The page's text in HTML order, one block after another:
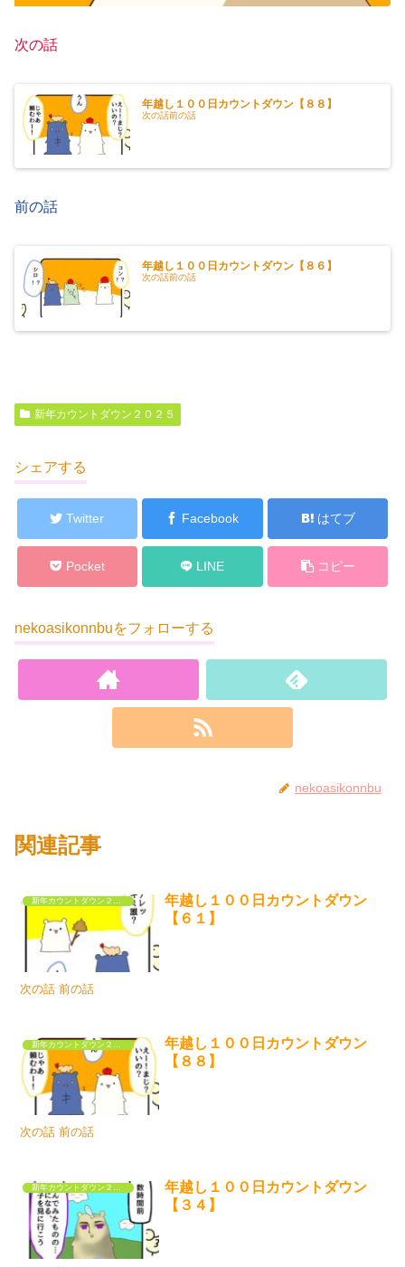
次の話
年越し１００日カウントダウン【８８】
次の話前の話
前の話
年越し１００日カウントダウン【８６】
次の話前の話
新年カウントダウン２０２５
シェアする
Twitter Facebook はてブ
Pocket LINE コピー
nekoasikonnbuをフォローする
nekoasikonnbu
関連記事
新年カウントダウン２０２５
年越し１００日カウントダウン
【６１】
次の話 前の話
年越し１００日カウントダウン
【８８】
次の話 前の話
新年カウントダウン２０２５
年越し１００日カウントダウン
【３４】